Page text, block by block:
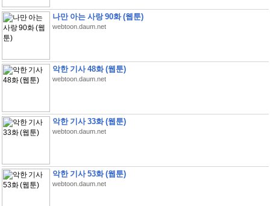
나만 아는 사랑 90화 (웹툰)
webtoon.daum.net
악한 기사 48화 (웹툰)
webtoon.daum.net
악한 기사 33화 (웹툰)
webtoon.daum.net
악한 기사 53화 (웹툰)
webtoon.daum.net